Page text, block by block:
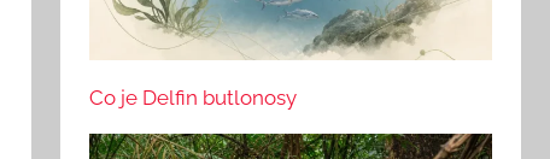
Co je Delfin butlonosy